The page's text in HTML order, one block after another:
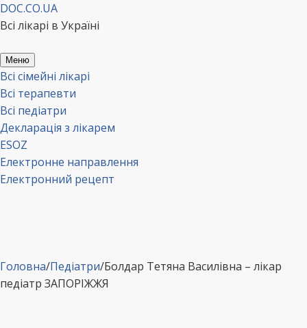
Перейти
до
DOC.CO.UA
Всі лікарі в Україні
Меню
Всі сімейні лікарі
Всі терапевти
Всі педіатри
Декларація з лікарем
ESOZ
Електронне направлення
Електронний рецепт
Головна/Педіатри/Болдар Тетяна Василівна – лікар
педіатр ЗАПОРІЖЖЯ